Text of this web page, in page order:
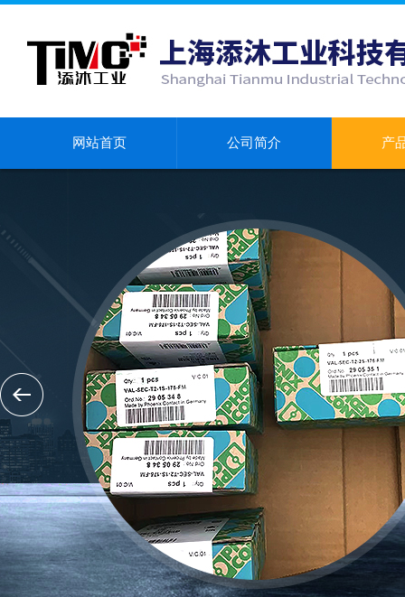
网站首页 公司简介 产